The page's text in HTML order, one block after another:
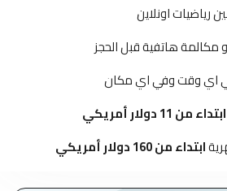
رياضيات اونلاين
هاتفية قبل الحجز
اي وقت وفي اي مكان
ابتداء من 11 دولار أمريكي
ابتداء من 160 دولار أمريكي